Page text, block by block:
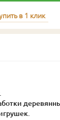
в 1 клик